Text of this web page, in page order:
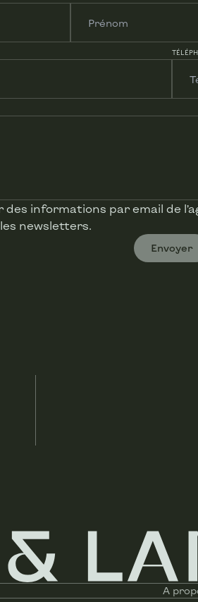
1
-
Oui
Full équipée
informations par email de
newsletters.
Envoyer
A